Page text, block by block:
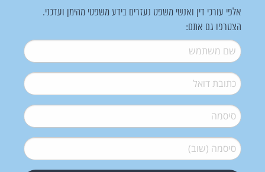
אלפי עורכי דין ואנשי משפט נעזרים בידע משפטי מהימן ועדכני.
הצטרפו גם אתם:
שם משתמש*
דואל*
סיסמה*
סיסמה (שוב)*